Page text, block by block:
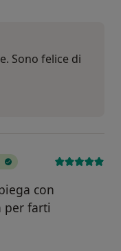
Sono felice di
con
per farti